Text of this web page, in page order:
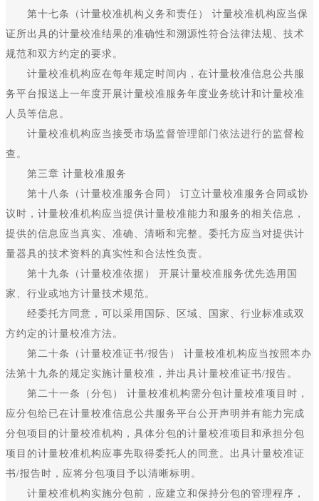
第十七条（计量校准机构义务和责任） 计量校准机构应当保
证所出具的计量校准结果的准确性和溯源性符合法律法规、技术
规范和双方约定的要求。
计量校准机构应在每年规定时间内，在计量校准信息公共服
务平台报送上一年度开展计量校准服务年度业务统计和计量校准
人员等信息。
计量校准机构应当接受市场监督管理部门依法进行的监督检
查。
第三章 计量校准服务
第十八条（计量校准服务合同） 订立计量校准服务合同或协
议时，计量校准机构应当提供计量校准能力和服务的相关信息，
提供的信息应当真实、准确、清晰和完整。委托方应当对提供计
量器具的技术资料的真实性和合法性负责。
第十九条（计量校准依据） 开展计量校准服务优先选用国
家、行业或地方计量技术规范。
经委托方同意，可以采用国际、区域、国家、行业标准或双
方约定的计量校准方法。
第二十条（计量校准证书/报告） 计量校准机构应当按照本办
法第十九条的规定实施计量校准，并出具计量校准证书/报告。
第二十一条（分包） 计量校准机构需分包计量校准项目时，
应分包给已在计量校准信息公共服务平台公开声明并有能力完成
分包项目的计量校准机构，具体分包的计量校准项目和承担分包
项目的计量校准机构应事先取得委托人的同意。出具计量校准证
书/报告时，应将分包项目予以清晰标明。
计量校准机构实施分包前，应建立和保持分包的管理程序，